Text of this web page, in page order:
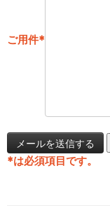
ご用件*
*は必須項目です。